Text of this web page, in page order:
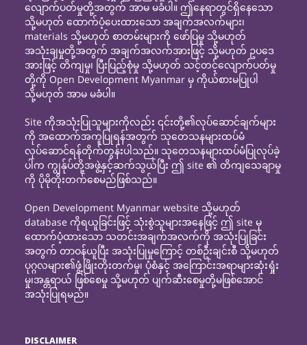
လျောက်ပတ်မှုတို့အတွက် အာမ မခံပါ။ ဤနေရာတွင်ရှိနေသော
သို့မဟုတ် ထောက်ပံ့ပေးထားသော အချက်အလက်များ၊
materials သို့မဟုတ် စာတမ်းများကို ဖော်ပြမှု သို့မဟုတ်
အသုံးချမှုတို့အတွက် အချက်အလက်အားဖြင့် သို့မဟုတ် ဥပဒေ
အားဖြင့် တိကျမှု၊ ပြီးပြည့်စုံမှု သို့မဟုတ် သင့်တင့်လျောက်ပတ်မှု
တို့ကို Open Development Myanmar မှ ကိုယ်စားမပြုပါ
သို့မဟုတ် အာမ မခံပါ။
Site ကိုအသုံးပြုသူများကိုလည်း ၎င်းတို့၏လုပ်ဆောင်ချက်များ
ကို အထောက်အကူပြုရန်အတွက် သုတေသနများထပ်မံ
လုပ်ဆောင်ရန်တိုက်တွန်းပါသည်။ သုတေသနများထပ်မံပြုလုပ်ခဲ့
ပါက ကျွန်ုပ်တို့အဖွဲ့နှင့်ဆက်သွယ်ပြီး ဤ site ၏ တိကျသေချာမှု
ကို ပိုမိုတိုးတက်စေမည်ဖြစ်သည်။
Open Development Myanmar website သို့မဟုတ်
database ကိုရယူခြင်းဖြင့် သုံးစွဲသူများအနေဖြင့် ဤ site မှ
ထောက်ပံ့ထားသော သတင်းအချက်အလက်ကို အသုံးပြုခြင်း
အတွက် တာဝန်ယူပြီး အသုံးပြုမှုကြောင့် တစ်ဦးချင်းစီ သို့မဟုတ်
ပုဂ္ဂလများ၏ဖွံ့ဖြိုးတိုးတက်မှု၊ ပုံစံနှင့် အကြောင်းအရာများဆုံးရှုံး
မှု၊အန္တရာယ် ဖြစ်စေမှု သို့မဟုတ် ပျက်ဆီးစေမှုတို့မဖြစ်အောင်
အသုံးပြုရမည်။
DISCLAIMER